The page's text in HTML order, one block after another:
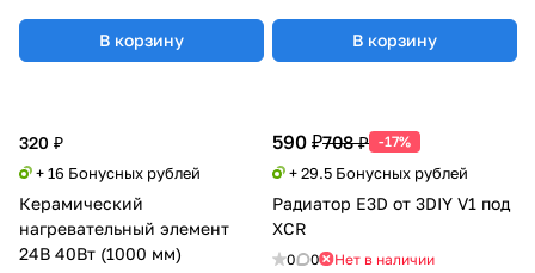
В корзину В корзину
320 ₽
+ 16 Бонусных рублей
Керамический
нагревательный элемент
24В 40Вт (1000 мм)
590 ₽708 ₽ -17%
+ 29.5 Бонусных рублей
Радиатор E3D от 3DIY V1 под
XCR
0 0 Нет в наличии